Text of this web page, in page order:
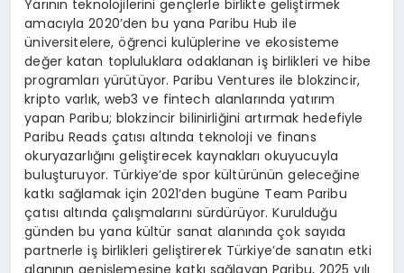
Yarının teknolojilerini gençlerle birlikte geliştirmek
amacıyla 2020’den bu yana Paribu Hub ile
üniversitelere, öğrenci kulüplerine ve ekosisteme
değer katan topluluklara odaklanan iş birlikleri ve hibe
programları yürütüyor. Paribu Ventures ile blokzincir,
kripto varlık, web3 ve fintech alanlarında yatırım
yapan Paribu; blokzincir bilinirliğini artırmak hedefiyle
Paribu Reads çatısı altında teknoloji ve finans
okuryazarlığını geliştirecek kaynakları okuyucuyla
buluşturuyor. Türkiye’de spor kültürünün geleceğine
katkı sağlamak için 2021’den bugüne Team Paribu
çatısı altında çalışmalarını sürdürüyor. Kurulduğu
günden bu yana kültür sanat alanında çok sayıda
partnerle iş birlikleri geliştirerek Türkiye’de sanatın etki